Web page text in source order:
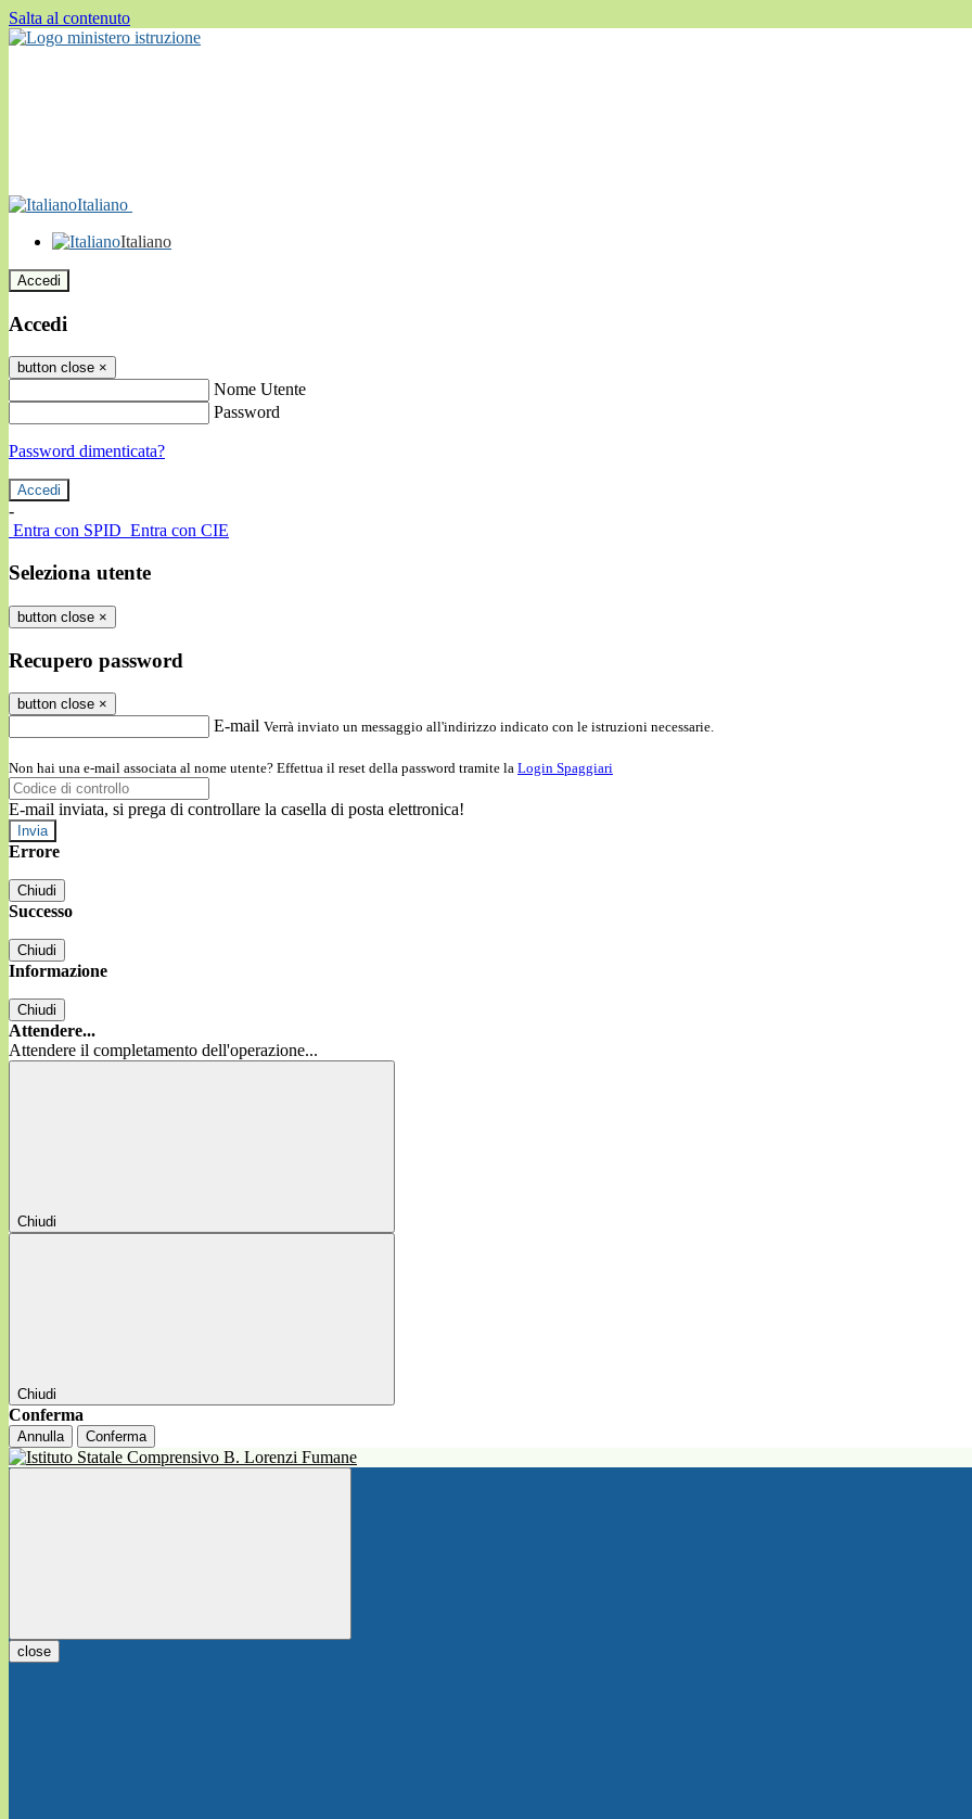
Salta al contenuto
Italiano
Italiano
Accedi
Accedi
button close ×
Nome Utente
Password
Password dimenticata?
-
Entra con SPID Entra con CIE
Seleziona utente
button close ×
Recupero password
button close ×
E-mail Verrà inviato un messaggio all'indirizzo indicato con le istruzioni necessarie.
Non hai una e-mail associata al nome utente? Effettua il reset della password tramite la Login Spaggiari
E-mail inviata, si prega di controllare la casella di posta elettronica!
Errore
Chiudi
Successo
Chiudi
Informazione
Chiudi
Attendere...
Attendere il completamento dell'operazione...
Chiudi
Chiudi
Conferma
Annulla Conferma
close